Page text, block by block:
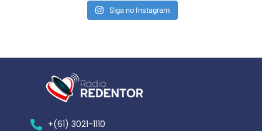
Siga no Instagram
+(61) 3021-1110